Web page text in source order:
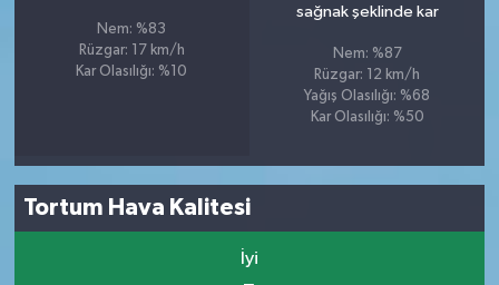
Nem: %83
Rüzgar: 17 km/h
Kar Olasılığı: %10
sağnak şeklinde kar
Nem: %87
Rüzgar: 12 km/h
Yağış Olasılığı: %68
Kar Olasılığı: %50
Tortum Hava Kalitesi
İyi